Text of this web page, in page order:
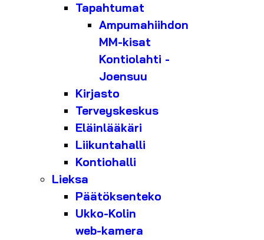
Tapahtumat
Ampumahiihdon
MM-kisat
Kontiolahti -
Joensuu
Kirjasto
Terveyskeskus
Eläinlääkäri
Liikuntahalli
Kontiohalli
Lieksa
Päätöksenteko
Ukko-Kolin
web-kamera